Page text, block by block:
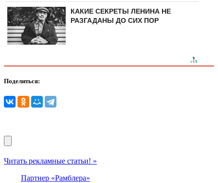
КАКИЕ СЕКРЕТЫ ЛЕНИНА НЕ
РАЗГАДАНЫ ДО СИХ ПОР
Поделиться:
Читать рекламные статьи! »
Партнер «Рамблера»